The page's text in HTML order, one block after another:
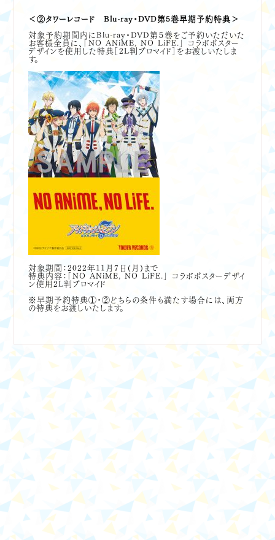
＜②タワーレコード Blu-ray・DVD第5巻早期予約特典＞
対象予約期間内にBlu-ray・DVD第５巻をご予約いただいた
お客様全員に、「NO ANiME, NO LiFE.」 コラボポスター
デザインを使用した特典［2L判ブロマイド］をお渡しいたしま
す。
対象期間：2022年11月7日(月)まで
特典内容：「NO ANiME, NO LiFE.」 コラボポスターデザイ
ン使用2L判ブロマイド
※早期予約特典①・②どちらの条件も満たす場合には、両方
の特典をお渡しいたします。